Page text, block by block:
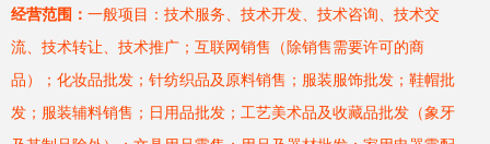
经营范围： 一般项目：技术服务、技术开发、技术咨询、技术交
流、技术转让、技术推广；互联网销售（除销售需要许可的商
品）；化妆品批发；针纺织品及原料销售；服装服饰批发；鞋帽批
发；服装辅料销售；日用品批发；工艺美术品及收藏品批发（象牙